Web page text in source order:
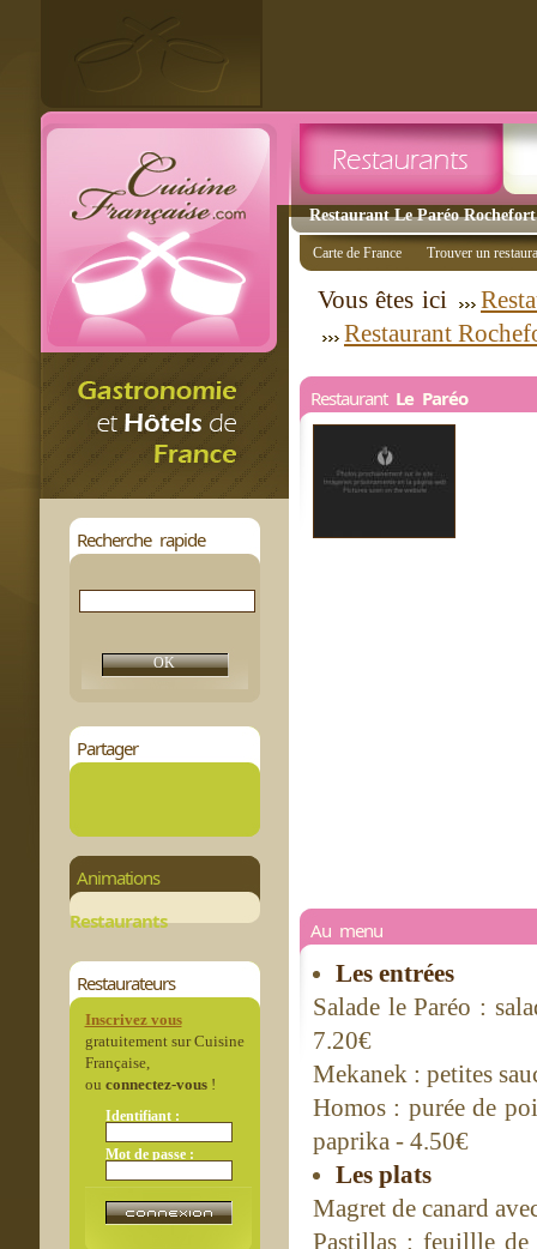
Restaurant Le Paréo
Recherche rapide
Partager
Animations
Restaurants
Restaurateurs
Inscrivez vous
gratuitement sur Cuisine
Française,
ou connectez-vous!
Identifiant :
Mot de passe :
Carte de France Trouver un
Vous êtes ici
Restaurant
Restaurant Le Paréo
Au menu
Les entrées
Salade le Paréo :
7.20€
Mekanek : petites
Homos : purée de
paprika - 4.50€
Les plats
Magret de canard
Pastillas : feuillle